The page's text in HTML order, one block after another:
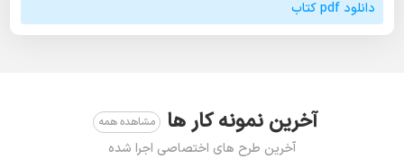
دانلود pdf کتاب
آخرین نمونه کار ها مشاهده همه
آخرین طرح های اختصاصی اجرا شده